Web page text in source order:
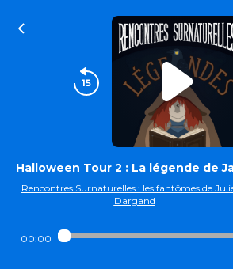
Halloween Tour 2 : La légende de
Rencontres Surnaturelles : les fantômes de
Dargand
00:00